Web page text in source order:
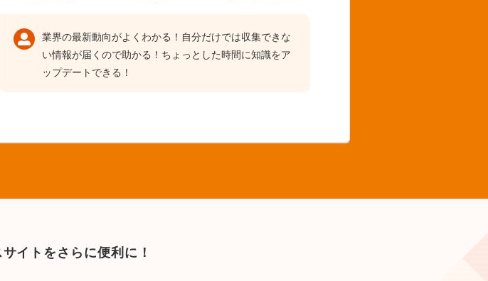
業界の最新動向がよくわかる！自分だけでは収集できな
い情報が届くので助かる！ちょっとした時間に知識をア
ップデートできる！
イトをさらに便利に！